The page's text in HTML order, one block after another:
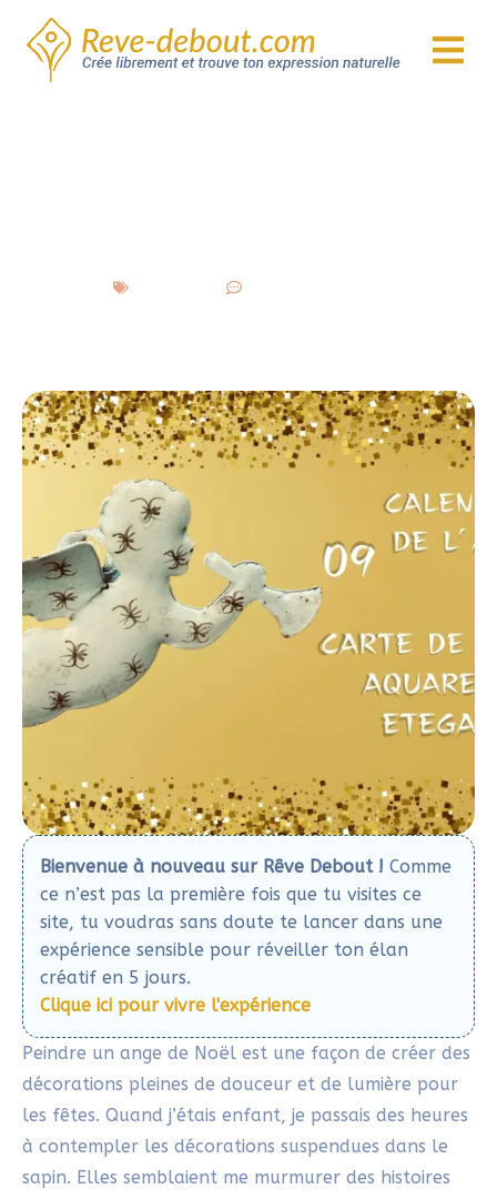
revisiter une tradition
japonaise
Bienvenue à nouveau sur Rêve Debout !Comme
ce n’est pas la première fois que tu visites ce
site, tu voudras sans doute te lancer dans une
créatif en 5 jours.
Clique ici pour vivre l'expérience
Peindre un ange de Noël est une façon de créer des
décorations pleines de douceur et de lumière pour
les fêtes. Quand j’étais enfant, je passais des heures
à contempler les décorations suspendues dans le
sapin. Elles semblaient me murmurer des histoires
venues d’un autre monde.
Aujourd’hui, je te propose de recréer cette magie en
t’inspirant d’une tradition asiatique empreinte de
spiritualité. Je veux parler des tanzaku,ces bandes
de papier suspendues sur lesquelles on inscrit des
souhaits personnels. Ces vœux, portés par le vent,